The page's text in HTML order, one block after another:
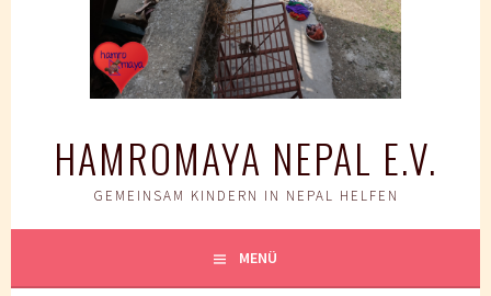
HAMROMAYA NEPAL E.V.
GEMEINSAM KINDERN IN NEPAL HELFEN
MENÜ